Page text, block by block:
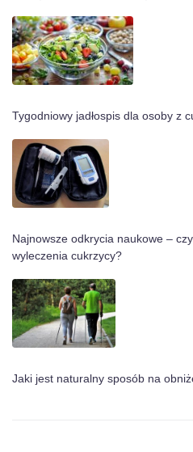
Tygodniowy jadłospis dla osoby z
Najnowsze odkrycia naukowe –
wyleczenia cukrzycy?
Jaki jest naturalny sposób na